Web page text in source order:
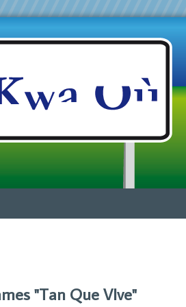
"Tan Que VIve"